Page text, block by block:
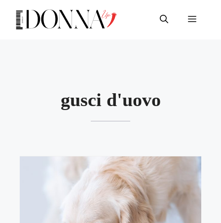
contenuto
Menu
gusci d'uovo